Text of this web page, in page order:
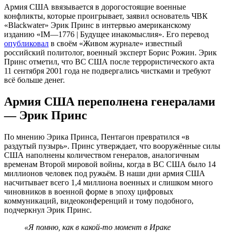
Армия США ввязывается в дорогостоящие военные
конфликты, которые проигрывает, заявил основатель ЧВК
«Blackwater» Эрик Принс в интервью американскому
изданию «IM—1776 | Будущее инакомыслия». Его перевод
опубликовал в своём «Живом журнале» известный
российский политолог, военный эксперт Борис Рожин. Эрик
Принс отметил, что ВС США после террористического акта
11 сентября 2001 года не подвергались чистками и требуют
всё больше денег.
Армия США переполнена генералами
— Эрик Принс
По мнению Эрика Принса, Пентагон превратился «в
раздутый пузырь». Принс утверждает, что вооружённые силы
США наполнены количеством генералов, аналогичным
временам Второй мировой войны, когда в ВС США было 14
миллионов человек под ружьём. В наши дни армия США
насчитывает всего 1,4 миллиона военных и слишком много
чиновников в военной форме в эпоху цифровых
коммуникаций, видеоконференций и тому подобного,
подчеркнул Эрик Принс.
«Я помню, как в какой-то момент в Ираке